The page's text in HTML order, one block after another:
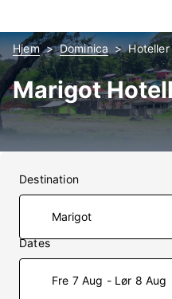
Hjem Dominica
Marigot
Destination
Dates
Fre 7 Aug - Lør 8 Aug